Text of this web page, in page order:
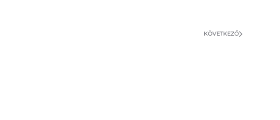
KÖVETKEZŐ